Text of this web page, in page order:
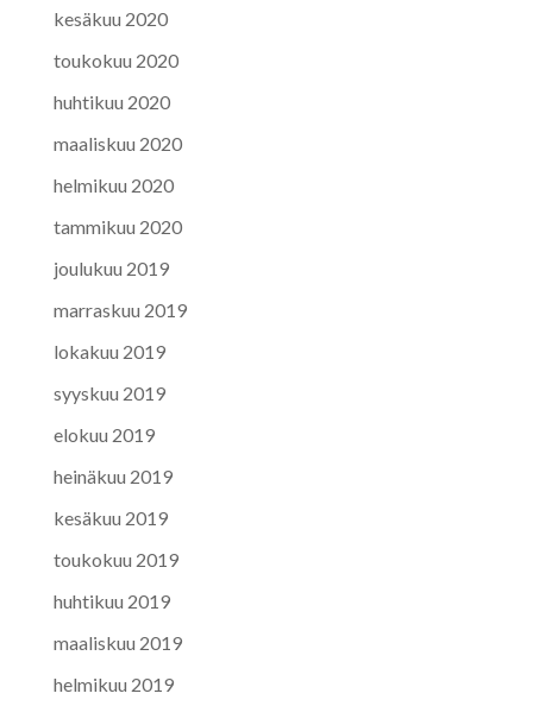
kesäkuu 2020
toukokuu 2020
huhtikuu 2020
maaliskuu 2020
helmikuu 2020
tammikuu 2020
joulukuu 2019
marraskuu 2019
lokakuu 2019
syyskuu 2019
elokuu 2019
heinäkuu 2019
kesäkuu 2019
toukokuu 2019
huhtikuu 2019
maaliskuu 2019
helmikuu 2019